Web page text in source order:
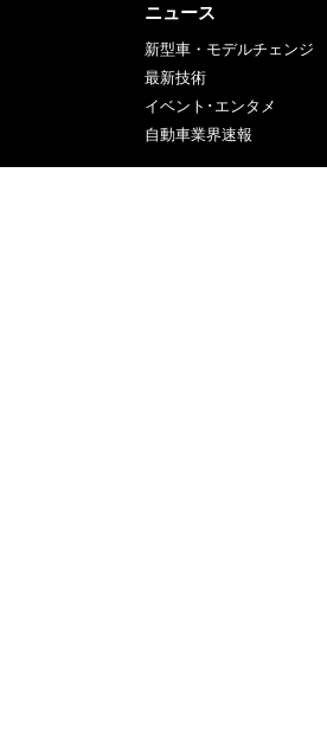
ニュース
新型車・モデルチェンジ
最新技術
イベント･エンタメ
自動車業界速報